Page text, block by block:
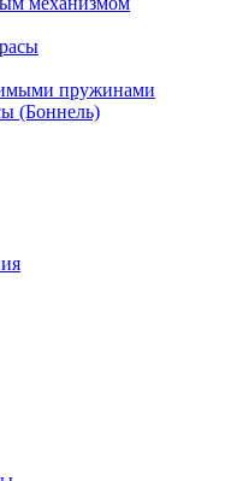
пружинами
(Боннель)